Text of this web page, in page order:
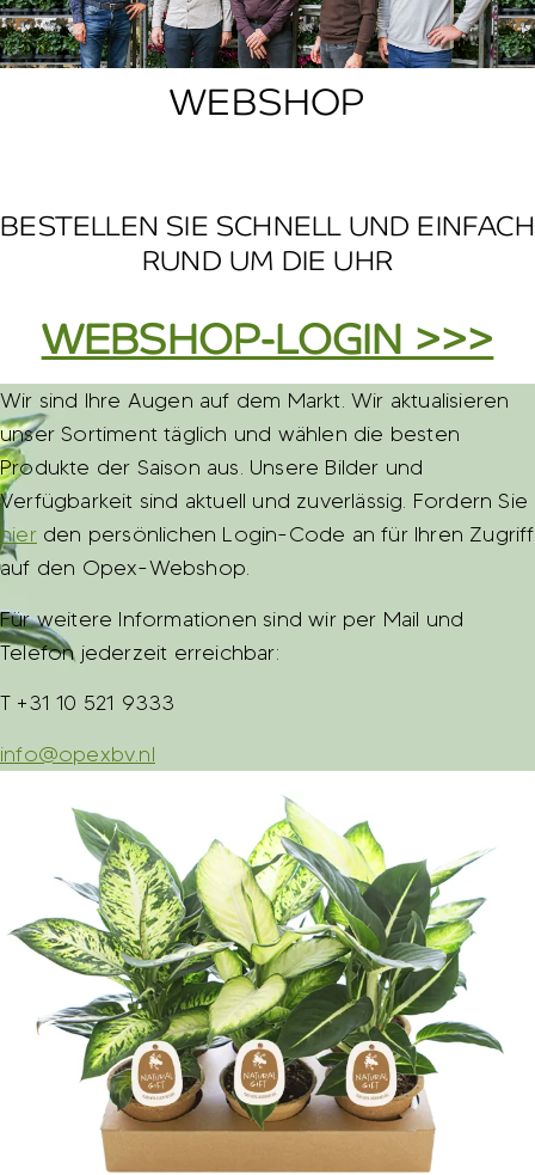
WEBSHOP
BESTELLEN SIE SCHNELL UND EINFACH
RUND UM DIE UHR
WEBSHOP-LOGIN >>>
Wir sind Ihre Augen auf dem Markt. Wir aktualisieren
unser Sortiment täglich und wählen die besten
Produkte der Saison aus. Unsere Bilder und
Verfügbarkeit sind aktuell und zuverlässig. Fordern Sie
hierden persönlichen Login-Code an für Ihren Zugriff
auf den Opex-Webshop.
Für weitere Informationen sind wir per Mail und
Telefon jederzeit erreichbar:
T +31 10 521 9333
info@opexbv.nl